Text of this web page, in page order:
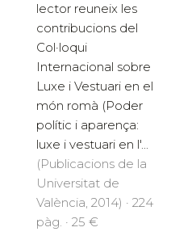
lector reuneix les
contribucions del
Col·loqui
Internacional sobre
Luxe i Vestuari en el
món romà (Poder
polític i aparença:
luxe i vestuari en l'...
(Publicacions de la
Universitat de
València, 2014) · 224
pàg. · 25 €